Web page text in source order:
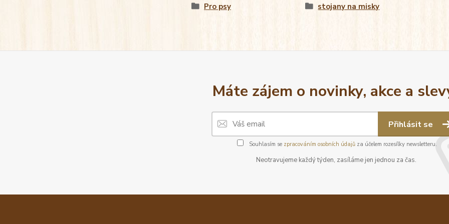
Pro psy stojany na misky
Máte zájem o novinky, akce a
Přihlásit se
Souhlasím se zpracováním osobních údajůza účelem rozesílky newsletteru.
Neotravujeme každý týden, zasíláme jen jednou za čas.